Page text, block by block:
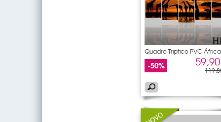
Quadro Triptico PVC África
-50%